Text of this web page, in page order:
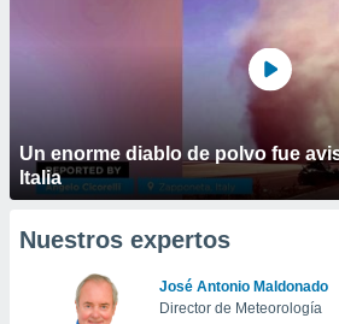
Un enorme diablo de polvo fue
Italia
Nuestros expertos
José Antonio Maldonado
Director de Meteorología